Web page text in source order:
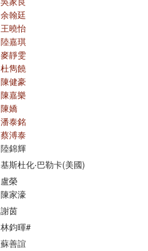
余翰廷
王曉怡
陸嘉琪
麥靜雯
杜雋饒
陳健豪
陳嘉樂
陳嬌
潘泰銘
蔡溥泰
陸錦輝
基斯杜化‧巴勒卡(美國)
盧榮
陳家濠
謝茵
林鈞暉#
蘇善誼